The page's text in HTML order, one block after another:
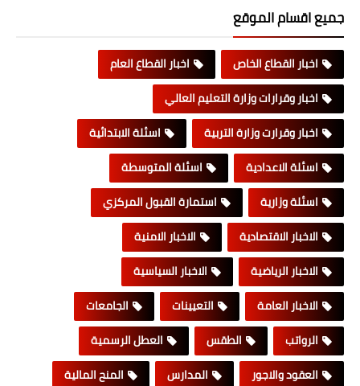
جميع اقسام الموقع
اخبار القطاع الخاص
اخبار القطاع العام
اخبار وقرارات وزارة التعليم العالي
اخبار وقرارت وزارة التربية
اسئلة الابتدائية
اسئلة الاعدادية
اسئلة المتوسطة
اسئلة وزارية
استمارة القبول المركزي
الاخبار الاقتصادية
الاخبار الامنية
الاخبار الرياضية
الاخبار السياسية
الاخبار العامة
التعيينات
الجامعات
الرواتب
الطقس
العطل الرسمية
العقود والاجور
المدارس
المنح المالية